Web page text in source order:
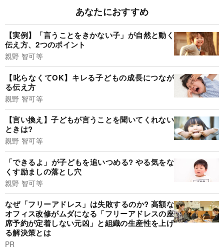
あなたにおすすめ
【実例】「言うことをきかない子」が自然と動く
伝え方、2つのポイント
親野 智可等
【叱らなくてOK】キレる子どもの成長につなが
る伝え方
親野 智可等
【言い換え】子どもが言うことを聞いてくれない
ときは?
親野 智可等
「できるよ」が子どもを追いつめる? やる気をな
くす励ましの落とし穴
親野 智可等
なぜ「フリーアドレス」は失敗するのか? 高額な
オフィス改修がムダになる「フリーアドレスの座
席予約が定着しない元凶」と組織の生産性を上げ
る解決策とは
PR